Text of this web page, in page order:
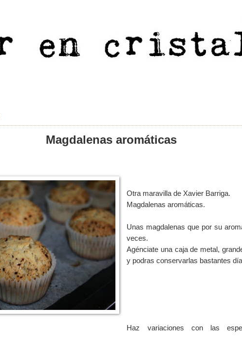
Magdalenas aromáticas
Otra maravilla de Xavier Barriga.
Magdalenas aromáticas.
Unas magdalenas que por su
veces.
Agénciate una caja de metal,
y podras conservarlas bastantes
Haz variaciones con las